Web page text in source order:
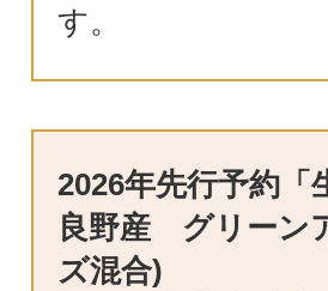
す。
2026年先行予約
良野産 グリーン
ズ混合)